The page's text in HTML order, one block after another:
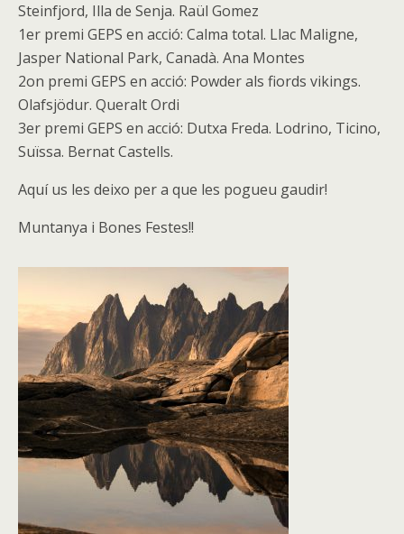
Steinfjord, Illa de Senja. Raül Gomez
1er premi GEPS en acció: Calma total. Llac Maligne,
Jasper National Park, Canadà. Ana Montes
2on premi GEPS en acció: Powder als fiords vikings.
Olafsjödur. Queralt Ordi
3er premi GEPS en acció: Dutxa Freda. Lodrino, Ticino,
Suïssa. Bernat Castells.
Aquí us les deixo per a que les pogueu gaudir!
Muntanya i Bones Festes!!